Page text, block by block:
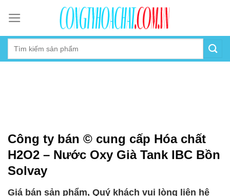
content
Công ty bán © cung cấp Hóa chất
H2O2 – Nước Oxy Già Tank IBC Bồn
Solvay
Giá bán sản phẩm, Quý khách vui lòng liên hệ